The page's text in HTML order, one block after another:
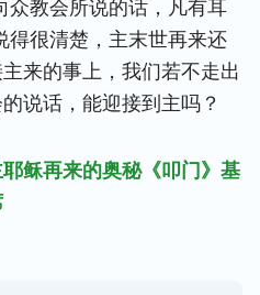
众教会所说的话，凡有耳
得很清楚，主末世再来还
来的事上，我们若不走出
说话，能迎接到主吗？
稣再来的奥秘《叩门》基